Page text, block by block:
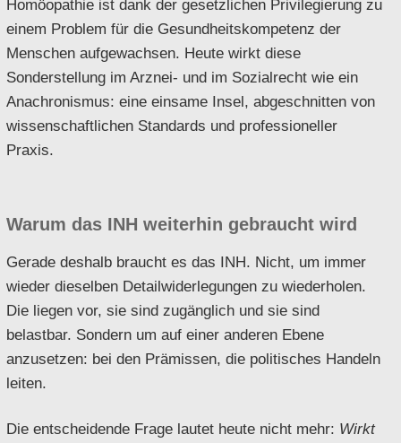
Homöopathie ist dank der gesetzlichen Privilegierung zu
einem Problem für die Gesundheitskompetenz der
Menschen aufgewachsen. Heute wirkt diese
Sonderstellung im Arznei- und im Sozialrecht wie ein
Anachronismus: eine einsame Insel, abgeschnitten von
wissenschaftlichen Standards und professioneller
Praxis.
Warum das INH weiterhin gebraucht wird
Gerade deshalb braucht es das INH. Nicht, um immer
wieder dieselben Detailwiderlegungen zu wiederholen.
Die liegen vor, sie sind zugänglich und sie sind
belastbar. Sondern um auf einer anderen Ebene
anzusetzen: bei den Prämissen, die politisches Handeln
leiten.
Die entscheidende Frage lautet heute nicht mehr: Wirkt